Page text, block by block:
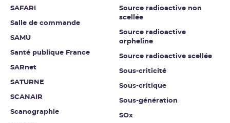
SAFARI
Salle de commande
SAMU
Santé publique France
SARnet
SATURNE
SCANAIR
Scanographie
Source radioactive non
scellée
Source radioactive
orpheline
Source radioactive scellée
Sous-criticité
Sous-critique
Sous-génération
SOx